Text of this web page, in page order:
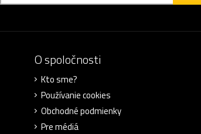
O spoločnosti
Kto sme?
Používanie cookies
Obchodné podmienky
Pre médiá